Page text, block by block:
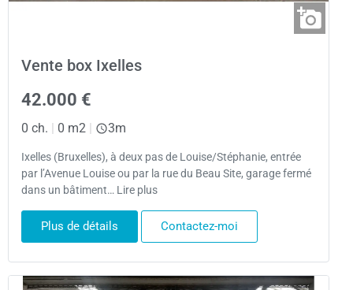
Vente box Ixelles
42.000 €
0 ch. | 0 m2 | 3m
Ixelles (Bruxelles), à deux pas de Louise/Stéphanie, entrée
par l’Avenue Louise ou par la rue du Beau Site, garage fermé
dans un bâtiment… Lire plus
Plus de détails Contactez-moi